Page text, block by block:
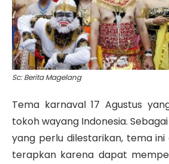
Sc: Berita Magelang
Tema karnaval 17 Agustus
tokoh wayang Indonesia.
yang perlu dilestarikan, tema
terapkan karena dapat